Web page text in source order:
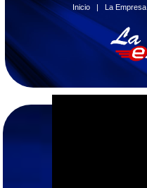
Inicio |La Empresa